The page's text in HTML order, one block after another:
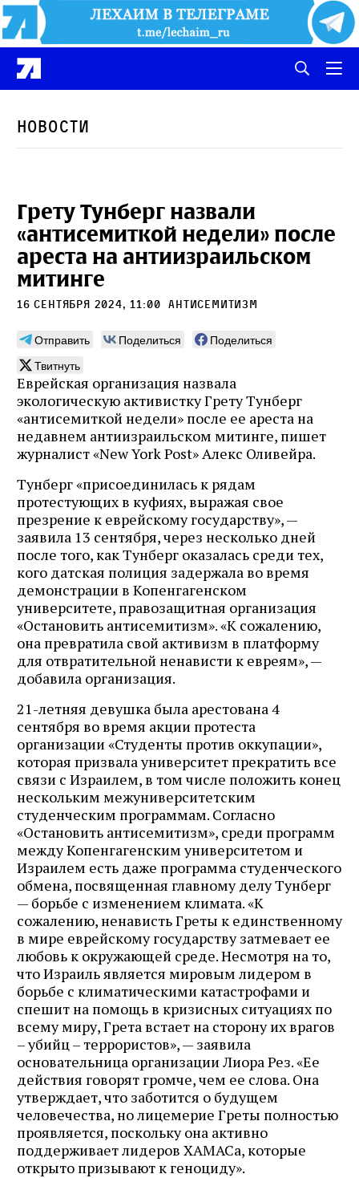
Новости
Грету Тунберг назвали
«антисемиткой недели» после
ареста на антиизраильском
митинге
16 сентября 2024, 11:00 антисемитизм
Отправить Поделиться
Поделиться
Твитнуть
Еврейская организация назвала
экологическую активистку Грету Тунберг
«антисемиткой недели» после ее ареста на
недавнем антиизраильском митинге, пишет
журналист «New York Post» Алекс Оливейра.
Тунберг «присоединилась к рядам
протестующих в куфиях, выражая свое
презрение к еврейскому государству», —
заявила 13 сентября, через несколько дней
после того, как Тунберг оказалась среди тех,
кого датская полиция задержала во время
демонстрации в Копенгагенском
университете, правозащитная организация
«Остановить антисемитизм». «К сожалению,
она превратила свой активизм в платформу
для отвратительной ненависти к евреям», —
добавила организация.
21-летняя девушка была арестована 4
сентября во время акции протеста
организации «Студенты против оккупации»,
которая призвала университет прекратить все
связи с Израилем, в том числе положить конец
нескольким межуниверситетским
студенческим программам. Согласно
«Остановить антисемитизм», среди программ
между Копенгагенским университетом и
Израилем есть даже программа студенческого
обмена, посвященная главному делу Тунберг
— борьбе с изменением климата. «К
сожалению, ненависть Греты к единственному
в мире еврейскому государству затмевает ее
любовь к окружающей среде. Несмотря на то,
что Израиль является мировым лидером в
борьбе с климатическими катастрофами и
спешит на помощь в кризисных ситуациях по
всему миру, Грета встает на сторону их врагов
– убийц – террористов», — заявила
основательница организации Лиора Рез. «Ее
действия говорят громче, чем ее слова. Она
утверждает, что заботится о будущем
человечества, но лицемерие Греты полностью
проявляется, поскольку она активно
поддерживает лидеров ХАМАСа, которые
открыто призывают к геноциду».